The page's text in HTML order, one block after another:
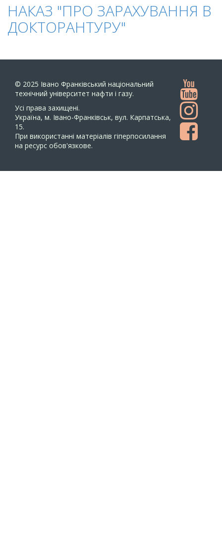
НАКАЗ "ПРО ЗАРАХУВАННЯ В
ДОКТОРАНТУРУ"
© 2025 Івано Франківський національний
технічний університет нафти і газу.
Усi права захищенi.
Україна, м. Івано-Франківськ, вул. Карпатська,
15.
При використанні матеріалів гіперпосилання
на ресурс обов'язкове.